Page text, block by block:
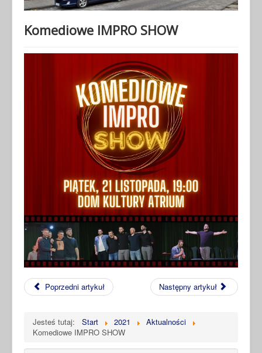
Komediowe IMPRO SHOW
Poprzedni artykuł Następny artykuł
Jesteś tutaj: Start 2021
Aktualności
Komediowe IMPRO SHOW